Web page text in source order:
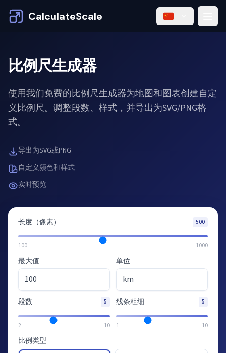
CalculateScale
比例尺生成器
使用我们免费的比例尺生成器为地图和图表创建自定
义比例尺。调整段数、样式，并导出为SVG/PNG格
式。
导出为SVG或PNG
自定义颜色和样式
实时预览
长度（像素） 500
100 1000
最大值 单位
段数 5
2 10
线条粗细 5
1 10
比例类型